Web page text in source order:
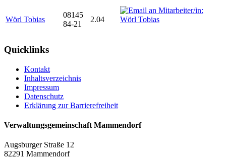
Wörl Tobias
08145
84-21
2.04
Quicklinks
Kontakt
Inhaltsverzeichnis
Impressum
Datenschutz
Erklärung zur Barrierefreiheit
Verwaltungsgemeinschaft Mammendorf
Augsburger Straße 12
82291 Mammendorf